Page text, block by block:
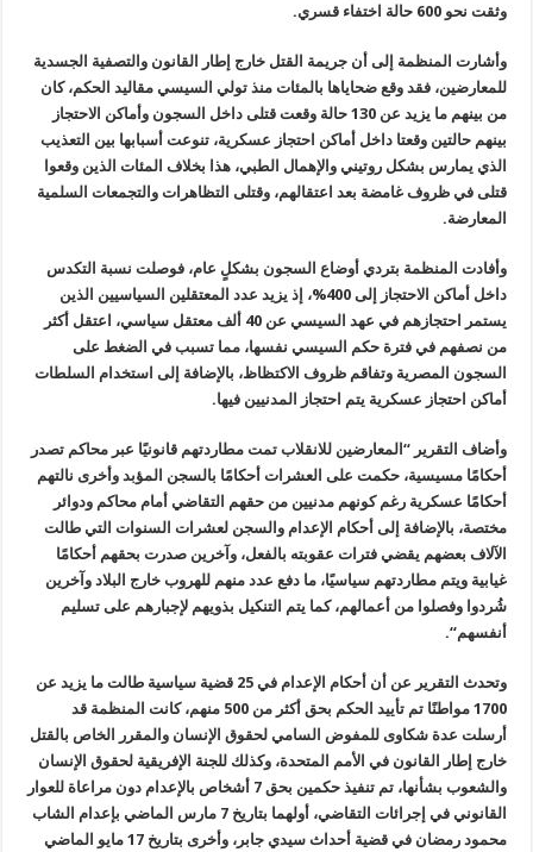
وثقت نحو600 حالة اختفاء قسري.
وأشارت المنظمة إلى أن جريمة القتل خارج إطار القانون والتصفية الجسدية
للمعارضين، فقد وقع ضحاياها بالمئات منذ تولي السيسي مقاليد الحكم، كان
من بينهم ما يزيد عن 130 حالة وقعت قتلى داخل السجون وأماكن الاحتجاز
بينهم حالتين وقعتا داخل أماكن احتجاز عسكرية، تنوعت أسبابها بين التعذيب
الذي يمارس بشكل روتيني والإهمال الطبي، هذا بخلاف المئات الذين وقعوا
قتلى في ظروف غامضة بعد اعتقالهم، وقتلى التظاهرات والتجمعات السلمية
المعارضة.
وأفادت المنظمة بتردي أوضاع السجون بشكلٍ عام، فوصلت نسبة التكدس
داخل أماكن الاحتجاز إلى 400%، إذ يزيد عدد المعتقلين السياسيين الذين
يستمر احتجازهم في عهد السيسي عن 40 ألف معتقل سياسي، اعتقل أكثر
من نصفهم في فترة حكم السيسي نفسها، مما تسبب في الضغط على
السجون المصرية وتفاقم ظروف الاكتظاظ، بالإضافة إلى استخدام السلطات
أماكن احتجاز عسكرية يتم احتجاز المدنيين فيها.
وأضاف التقرير “المعارضين للانقلاب تمت مطاردتهم قانونيًا عبر محاكم تصدر
أحكامًا مسيسية، حكمت على العشرات أحكامًا بالسجن المؤبد وأخرى نالتهم
أحكامًا عسكرية رغم كونهم مدنيين من حقهم التقاضي أمام محاكم ودوائر
مختصة، بالإضافة إلى أحكام الإعدام والسجن لعشرات السنوات التي طالت
الآلاف بعضهم يقضي فترات عقوبته بالفعل، وآخرين صدرت بحقهم أحكامًا
غيابية ويتم مطاردتهم سياسيًا، ما دفع عدد منهم للهروب خارج البلاد وآخرين
شُردوا وفصلوا من أعمالهم، كما يتم التنكيل بذويهم لإجبارهم على تسليم
أنفسهم“.
وتحدث التقرير عن أن أحكام الإعدام في 25 قضية سياسية طالت ما يزيد عن
1700 مواطنًا تم تأييد الحكم بحق أكثر من 500 منهم، كانت المنظمة قد
أرسلت عدة شكاوى للمفوض السامي لحقوق الإنسان والمقرر الخاص بالقتل
خارج إطار القانون في الأمم المتحدة، وكذلك للجنة الإفريقية لحقوق الإنسان
والشعوب بشأنها، تم تنفيذ حكمين بحق 7 أشخاص بالإعدام دون مراعاة للعوار
القانوني في إجرائات التقاضي، أولهما بتاريخ 7 مارس الماضي بإعدام الشاب
محمود رمضان في قضية أحداث سيدي جابر، وأخرى بتاريخ 17 مايو الماضي